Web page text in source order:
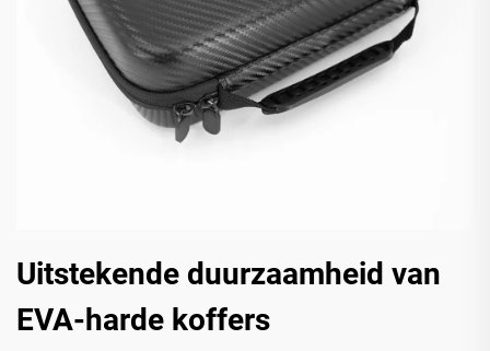
Uitstekende duurzaamheid van
EVA-harde koffers